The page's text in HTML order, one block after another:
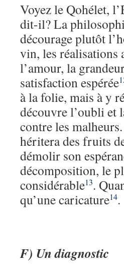
Voyez le Qohélet,
dit-il? La
décourage plutôt
vin, les réalisations
l’amour, la
satisfaction espérée
à la folie, mais à y
découvre l’oubli et
contre les
héritera des fruits
démolir son
décomposition, le
considérable13.
qu’une caricature14.
F) Un diagnostic